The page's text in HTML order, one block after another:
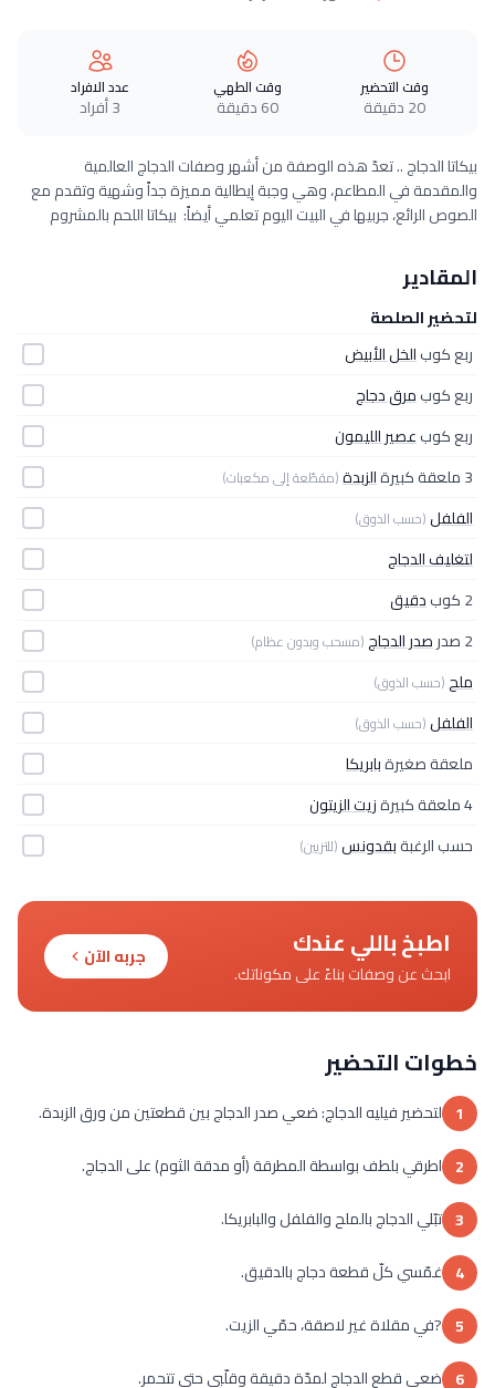
وقت التحضير
20 دقيقة
وقت الطهي
60 دقيقة
عدد الافراد
3 أفراد
بيكاتا الدجاج .. تعدّ هذه الوصفة من أشهر وصفات الدجاج العالمية
والمقدمة في المطاعم، وهي وجبة إيطالية مميزة جداً وشهية وتقدم مع
الصوص الرائع، جربيها في البيت اليوم تعلمي أيضاً: بيكاتا اللحم بالمشروم
المقادير
لتحضير الصلصة
ربع كوبالخل الأبيض
ربع كوبمرق دجاج
ربع كوبعصير الليمون
3 ملعقة كبيرة
الزبدة(مقطّعة إلى مكعبات)
الفلفل(حسب الذوق)
لتغليف الدجاج
2 كوب
دقيق
2 صدر
صدر الدجاج(مسحب وبدون عظام)
ملح(حسب الذوق)
الفلفل(حسب الذوق)
ملعقة صغيرةبابريكا
4 ملعقة كبيرة
زيت الزيتون
حسب الرغبةبقدونس(للتزيين)
اطبخ باللي عندك
ابحث عن وصفات بناءً على مكوناتك.
جربه الآن
خطوات التحضير
1 لتحضير فيليه الدجاج: ضعي صدر الدجاج بين قطعتين من ورق الزبدة.
2 اطرقي بلطف بواسطة المطرقة (أو مدقة الثوم) على الدجاج.
3 تبّلي الدجاج بالملح والفلفل والبابريكا.
4 غمّسي كلّ قطعة دجاج بالدقيق.
5 ?في مقلاة غير لاصقة، حمّي الزيت.
6 ضعي قطع الدجاج لمدّة دقيقة وقلّبي حتى تتحمر.